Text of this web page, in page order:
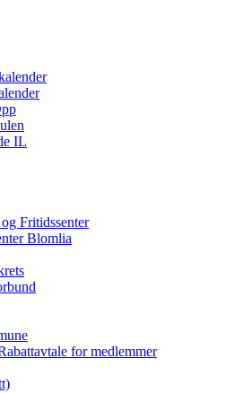
IL
Fritidssenter
Blomlia
for medlemmer